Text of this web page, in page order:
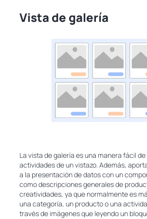
Vista de galería
La vista de galería es una manera fácil
actividades de un vistazo. Además,
a la presentación de datos con un
como descripciones generales de
creatividades, ya que normalmente es
una categoría, un producto o una
través de imágenes que leyendo un